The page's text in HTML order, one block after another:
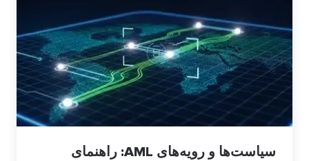
سیاست‌ها و رویه‌های AML: راهنمای